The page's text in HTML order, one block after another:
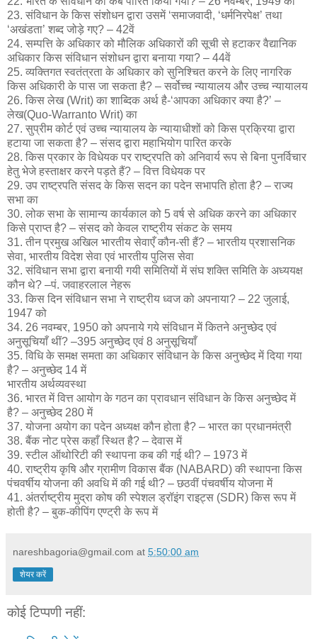
23. संविधान के किस संशोधन द्वारा उसमें ‘समाजवादी, ‘धर्मनिरपेक्ष’ तथा
‘अखंडता’ शब्द जोड़े गए? – 42वें
24. सम्पत्ति के अधिकार को मौलिक अधिकारों की सूची से हटाकर वैद्यानिक
अधिकार किस संविधान संशोधन द्वारा बनाया गया? – 44वें
25. व्यक्तिगत स्वतंत्रता के अधिकार को सुनिश्चित करने के लिए नागरिक
किस अधिकारी के पास जा सकता है? – सर्वोच्च न्यायालय और उच्च न्यायालय
26. किस लेख (Writ) का शाब्दिक अर्थ है-‘आपका अधिकार क्या है?’ –
लेख(Quo-Warranto Writ) का
27. सुप्रीम कोर्ट एवं उच्च न्यायालय के न्यायाधीशों को किस प्रक्रिया द्वारा
हटाया जा सकता है? – संसद द्वारा महाभियोग पारित करके
28. किस प्रकार के विधेयक पर राष्ट्रपति को अनिवार्य रूप से बिना पुनर्विचार
हेतु भेजे हस्ताक्षर करने पड़ते हैं? – वित्त विधेयक पर
29. उप राष्ट्रपति संसद के किस सदन का पदेन सभापति होता है? – राज्य
सभा का
30. लोक सभा के सामान्य कार्यकाल को 5 वर्ष से अधिक करने का अधिकार
किसे प्राप्त है? – संसद को केवल राष्ट्रीय संकट के समय
31. तीन प्रमुख अखिल भारतीय सेवाएँ कौन-सी हैं? – भारतीय प्रशासनिक
सेवा, भारतीय विदेश सेवा एवं भारतीय पुलिस सेवा
32. संविधान सभा द्वारा बनायी गयी समितियों में संघ शक्ति समिति के अध्ययक्ष
कौन थे? –पं. जवाहरलाल नेहरू
33. किस दिन संविधान सभा ने राष्ट्रीय ध्वज को अपनाया? – 22 जुलाई,
1947 को
34. 26 नवम्बर, 1950 को अपनाये गये संविधान में कितने अनुच्छेद एवं
अनुसूचियाँ थीं? –395 अनुच्छेद एवं 8 अनुसूचियाँ
35. विधि के समक्ष समता का अधिकार संविधान के किस अनुच्छेद में दिया गया
है? – अनुच्छेद 14 में
भारतीय अर्थव्यवस्था
36. भारत में वित्त आयोग के गठन का प्रावधान संविधान के किस अनुच्छेद में
है? – अनुच्छेद 280 में
37. योजना अयोग का पदेन अध्यक्ष कौन होता है? – भारत का प्रधानमंत्री
38. बैंक नोट प्रेस कहाँ स्थित है? – देवास में
39. स्टील ऑथोरिटी की स्थापना कब की गई थी? – 1973 में
40. राष्ट्रीय कृषि और ग्रामीण विकास बैंक (NABARD) की स्थापना किस
पंचवर्षीय योजना की अवधि में की गई थी? – छठवीं पंचवर्षीय योजना में
41. अंतर्राष्ट्रीय मुद्रा कोष की स्पेशल ड्रॉइंग राइट्स (SDR) किस रूप में
होती है? – बुक-कीपिंग एण्ट्री के रूप में
nareshbagoria@gmail.com at 5:50:00 am
शेयर करें
कोई टिप्पणी नहीं: